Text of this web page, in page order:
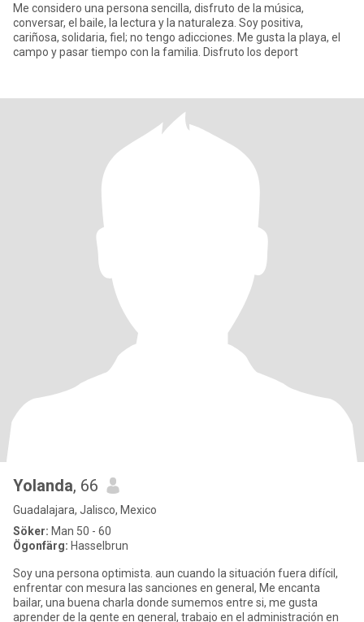
Me considero una persona sencilla, disfruto de la música,
conversar, el baile, la lectura y la naturaleza. Soy positiva,
cariñosa, solidaria, fiel; no tengo adicciones. Me gusta la playa, el
campo y pasar tiempo con la familia. Disfruto los deport
Yolanda, 66
Guadalajara, Jalisco, Mexico
Söker: Man 50 - 60
Ögonfärg: Hasselbrun
Soy una persona optimista. aun cuando la situación fuera difícil,
enfrentar con mesura las sanciones en general, Me encanta
bailar, una buena charla donde sumemos entre si, me gusta
aprender de la gente en general, trabajo en el administración en